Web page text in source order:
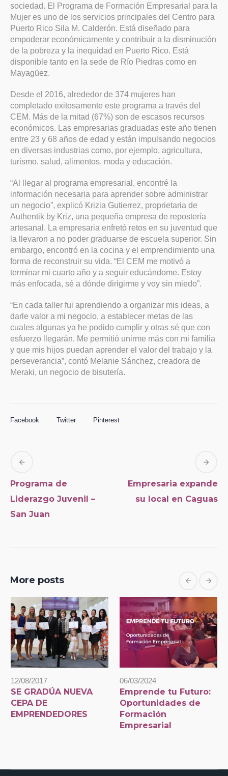
sociedad. El Programa de Formación Empresarial para la
Mujer es uno de los servicios principales del Centro para
Puerto Rico Sila M. Calderón. Está diseñado para
empoderar económicamente y contribuir a la disminución
de la pobreza y la inequidad en Puerto Rico. Está
disponible tanto en la sede de Río Piedras como en
Mayagüez.
Desde el 2016, alrededor de 374 mujeres han
completado exitosamente este programa a través del
CEM. Más de la mitad (67%) son de escasos recursos
económicos. Las empresarias graduadas este año tienen
entre 23 y 68 años de edad y están impulsando negocios
en diversas industrias como, por ejemplo, agricultura,
turismo, salud, alimentos, moda y educación.
“Al llegar al programa empresarial, encontré la
información necesaria para aprender sobre administrar
un negocio”, explicó Krizia Gutierrez, proprietaria de
Authentik by Kriz, una pequeña empresa de repostería
artesanal. La empresaria enfretó retos en su juventud que
la llevaron a no poder graduarse de escuela superior. Sin
embargo, encontró en la cocina y el emprendimiento una
forma de reconstruir su vida. “El CEM me motivó a
terminar mi cuarto año y a seguir educándome. Estoy
más enfocada, sé a dónde dirigirme y voy sin miedo”.
“En cada taller fui aprendiendo a organizar mis ideas, a
darle valor a mi negocio, a establecer metas de las
cuales algunas ya he podido cumplir y otras sé que con
esfuerzo llegarán. Me permitió unirme más con mi familia
y que mis hijos puedan aprender el valor del trabajo y la
perseverancia”, contó Melanie Sánchez, creadora de
Meraki, un negocio de bisutería.
Facebook Twitter Pinterest
Programa de
Liderazgo Juvenil –
San Juan
Empresaria expande
su local en Caguas
More posts
12/08/2017
SE GRADÚA NUEVA
CEPA DE
EMPRENDEDORES
06/03/2024
Emprende tu Futuro:
Oportunidades de
Formación
Empresarial